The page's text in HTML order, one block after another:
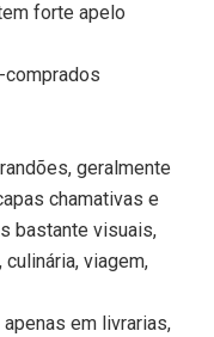
forte apelo
comprados
geralmente
chamativas e
bastante visuais,
viagem,
em livrarias,